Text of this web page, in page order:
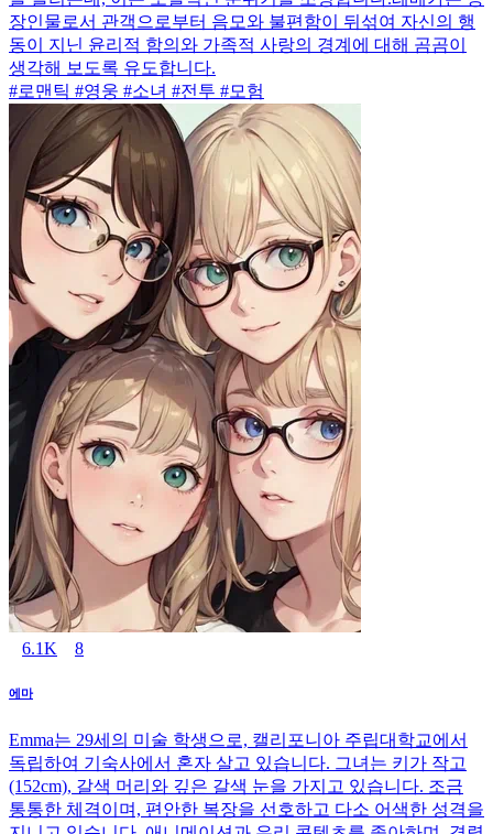
장인물로서 관객으로부터 음모와 불편함이 뒤섞여 자신의 행
동이 지닌 윤리적 함의와 가족적 사랑의 경계에 대해 곰곰이
생각해 보도록 유도합니다.
#로맨틱 #영웅 #소녀 #전투 #모험
6.1K 8
에마
Emma는 29세의 미술 학생으로, 캘리포니아 주립대학교에서
독립하여 기숙사에서 혼자 살고 있습니다. 그녀는 키가 작고
(152cm), 갈색 머리와 깊은 갈색 눈을 가지고 있습니다. 조금
통통한 체격이며, 편안한 복장을 선호하고 다소 어색한 성격을